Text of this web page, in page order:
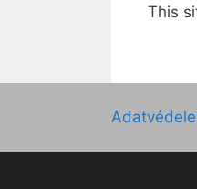
This